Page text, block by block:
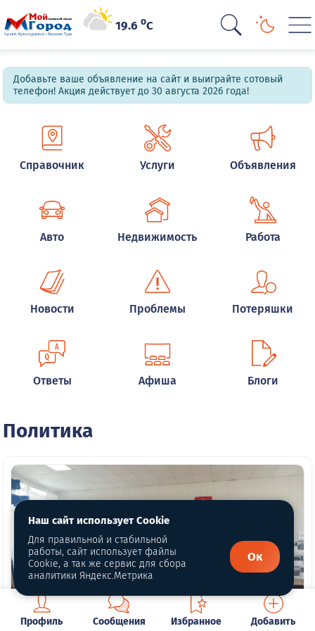
19.6oC
Добавьте ваше объявление на сайт и выиграйте сотовый
телефон! Акция действует до 30 августа 2026 года!
Справочник Услуги Объявления
Авто Недвижимость Работа
Новости Проблемы Потеряшки
Ответы Афиша Блоги
Политика
6 фото
Профиль Сообщения Избранное Добавить
Наш сайт использует Cookie
Для правильной и стабильной
работы, сайт использует файлы
Cookie, а так же сервис для сбора
аналитики Яндекс.Метрика
Ок